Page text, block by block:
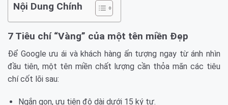
Nội Dung Chính
7 Tiêu chí “Vàng” của một tên miền Đẹp
Để Google ưu ái và khách hàng ấn tượng ngay từ ánh nhìn
đầu tiên, một tên miền chất lượng cần thỏa mãn các tiêu
chí cốt lõi sau:
Ngắn gọn, ưu tiên độ dài dưới 15 ký tự.